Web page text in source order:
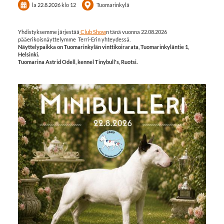
la 22.8.2026 klo 12 Tuomarinkylä
Yhdistyksemme järjestää Club Shown tänä vuonna 22.08.2026
pääerikoisnäyttelymme Terri-Erin yhteydessä.
Näyttelypaikka on Tuomarinkylän vinttikoirarata, Tuomarinkyläntie 1,
Helsinki.
Tuomarina Astrid Odell, kennel Tinybull's, Ruotsi.